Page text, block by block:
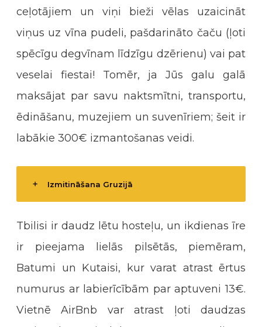
ceļotājiem un viņi bieži vēlas uzaicināt
viņus uz vīna pudeli, pašdarināto čaču (ļoti
spēcīgu degvīnam līdzīgu dzērienu) vai pat
veselai fiestai! Tomēr, ja Jūs galu galā
maksājat par savu naktsmītni, transportu,
ēdināšanu, muzejiem un suvenīriem; šeit ir
labākie 300€ izmantošanas veidi.
Izmitināšana Gruzijā
Tbilisi ir daudz lētu hosteļu, un ikdienas īre
ir pieejama lielās pilsētās, piemēram,
Batumi un Kutaisi, kur varat atrast ērtus
numurus ar labierīcībām par aptuveni 13€.
Vietnē AirBnb var atrast ļoti daudzas